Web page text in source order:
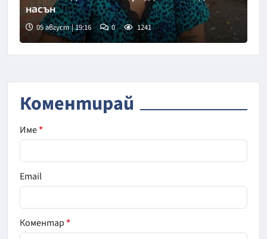
насън
05 август | 19:16 0 1241
Коментирай
Име*
Email
Коментар*